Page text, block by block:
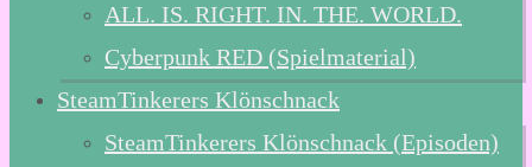
ALL. IS. RIGHT. IN. THE. WORLD.
Cyberpunk RED (Spielmaterial)
SteamTinkerers Klönschnack
SteamTinkerers Klönschnack (Episoden)